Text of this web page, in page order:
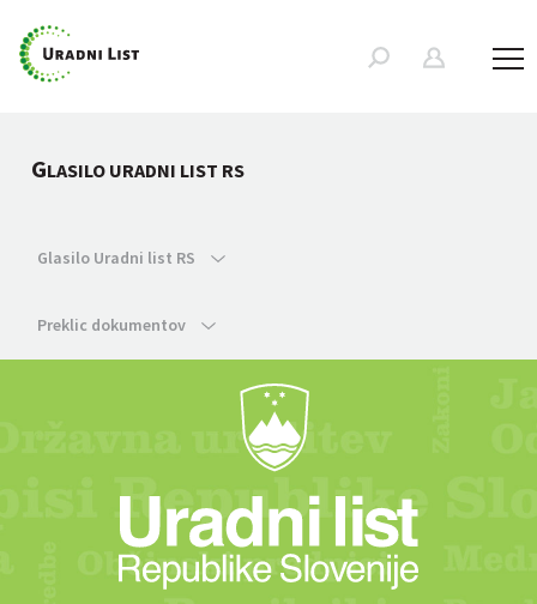
GLASILO URADNI LIST RS
Glasilo Uradni list RS
Preklic dokumentov